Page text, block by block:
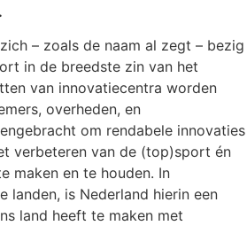
– zoals de naam al zegt – bezig
in de breedste zin van het
van innovatiecentra worden
overheden, en
om rendabele innovaties
verbeteren van de (top)sport én
maken en te houden. In
landen, is Nederland hierin een
land heeft te maken met